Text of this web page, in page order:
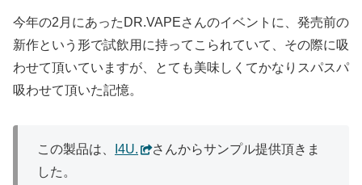
今年の2月にあったDR.VAPEさんのイベントに、発売前の
新作という形で試飲用に持ってこられていて、その際に吸
わせて頂いていますが、とても美味しくてかなりスパスパ
吸わせて頂いた記憶。
この製品は、 I4U.
さんからサンプル提供頂きま
した。